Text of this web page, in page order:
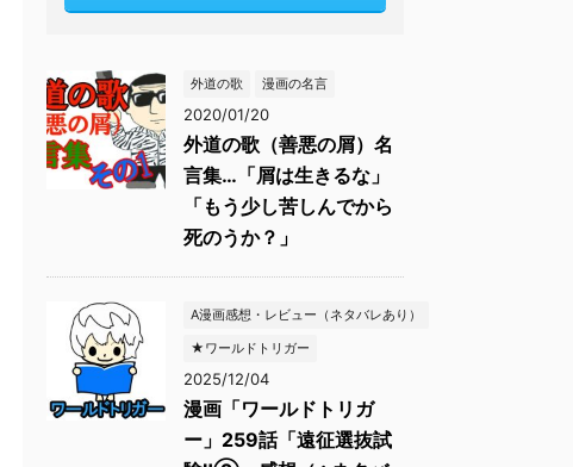
外道の歌 漫画の名言
2020/01/20
外道の歌（善悪の屑）名
言集…「屑は生きるな」
「もう少し苦しんでから
死のうか？」
A漫画感想・レビュー（ネタバレあり）
★ワールドトリガー
2025/12/04
漫画「ワールドトリガ
ー」259話「遠征選抜試